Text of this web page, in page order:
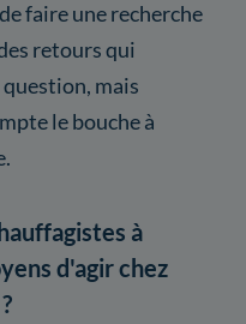
faire une recherche
retours qui
mais
le bouche à
à
d'agir chez